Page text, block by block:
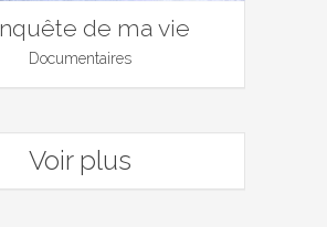
de ma vie
Documentaires
Voir plus